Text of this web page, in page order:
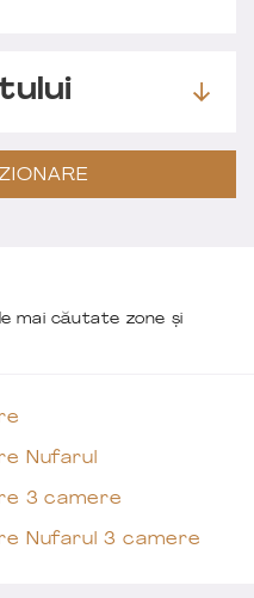
mai căutate zone și
Nufarul
3 camere
Nufarul 3 camere